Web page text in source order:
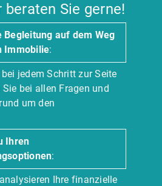
beraten Sie gerne!
Begleitung auf dem Weg
Immobilie:
jedem Schritt zur Seite
bei allen Fragen und
um den
Ihren
:
Ihre finanzielle